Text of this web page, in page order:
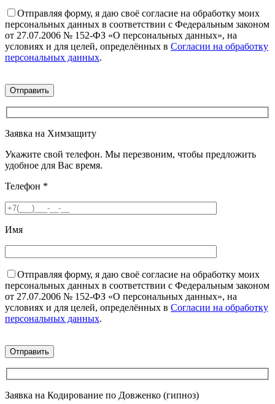
Отправляя форму, я даю своё согласие на обработку моих
персональных данных в соответствии с Федеральным законом
от 27.07.2006 № 152-ФЗ «О персональных данных», на
условиях и для целей, определённых в Согласии на обработку
персональных данных.
Заявка на Химзащиту
Укажите свой телефон. Мы перезвоним, чтобы предложить
удобное для Вас время.
Телефон *
Имя
Отправляя форму, я даю своё согласие на обработку моих
персональных данных в соответствии с Федеральным законом
от 27.07.2006 № 152-ФЗ «О персональных данных», на
условиях и для целей, определённых в Согласии на обработку
персональных данных.
Заявка на Кодирование по Довженко (гипноз)